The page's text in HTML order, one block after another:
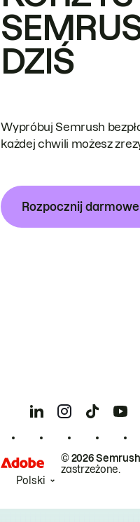
DZIŚ
Wypróbuj Semrush
każdej chwili możesz
Rozpocznij
© 2026
zastrzeżone.
Polski